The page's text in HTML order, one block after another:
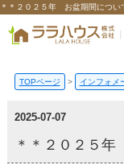
TOPページ > インフォメ
2025-07-07
＊＊２０２５